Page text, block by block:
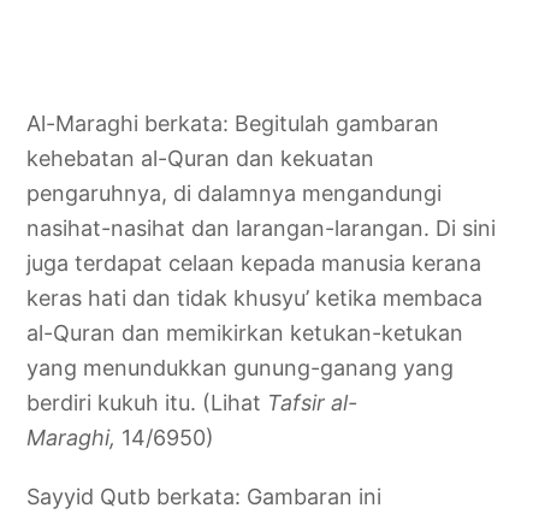
Al-Maraghi berkata: Begitulah gambaran
kehebatan al-Quran dan kekuatan
pengaruhnya, di dalamnya mengandungi
nasihat-nasihat dan larangan-larangan. Di sini
juga terdapat celaan kepada manusia kerana
keras hati dan tidak khusyu’ ketika membaca
al-Quran dan memikirkan ketukan-ketukan
yang menundukkan gunung-ganang yang
berdiri kukuh itu. (Lihat Tafsir al-
Maraghi, 14/6950)
Sayyid Qutb berkata: Gambaran ini